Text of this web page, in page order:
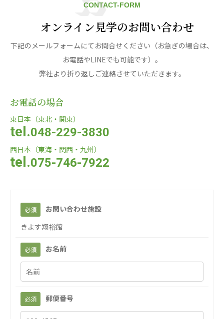
社会福祉法人 心の会
株式会社 サンガジャパン
株式会社日本遮蔽技研
サンガ共同組合
一般社団法人 日本高齢者福祉協会
日本高齢者福祉協会
株式会社 爽やかな風沖縄
爽やかな風沖縄
株式会社 爽やかな風九州
爽やかな風九州
せきれい
医療（共に生きる仲間達）
医療法人社団 美翔会
聖心美容クリニック
CONTACT-FORM
オンライン見学のお問い合わせ
下記のメールフォームにてお問合せください（お急ぎの場合は、
お電話やLINEでも可能です）。
弊社より折り返しご連絡させていただきます。
お電話の場合
東日本（東北・関東）
tel.048-229-3830
西日本（東海・関西・九州）
tel.075-746-7922
必須
お問い合わせ施設
きよす翔裕館
必須 お名前
必須 郵便番号